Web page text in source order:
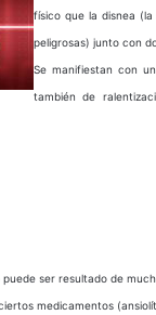
físico que la disnea
peligrosas) junto con
Se manifiestan con
también de
ser resultado de
medicamentos